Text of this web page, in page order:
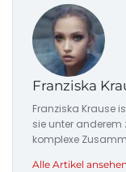
Franziska
Franziska Krause
sie unter
komplexe
Alle Artikel